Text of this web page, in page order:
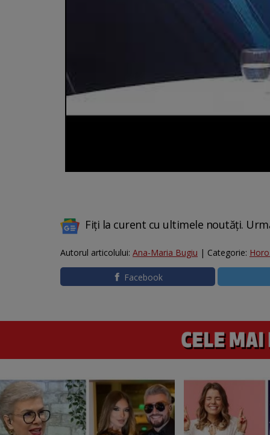
Fiți la curent cu ultimele noutăți.
Autorul articolului: Ana-Maria Bugiu | Categorie:
Facebook